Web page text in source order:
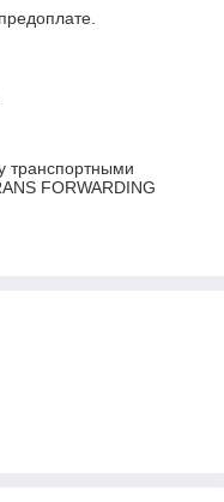
транспортными
FORWARDING